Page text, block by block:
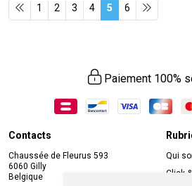
1 2 3 4 5 6
Paiement 100%
Contacts
Chaussée de Fleurus 593
6060 Gilly
Belgique
Qui
Click